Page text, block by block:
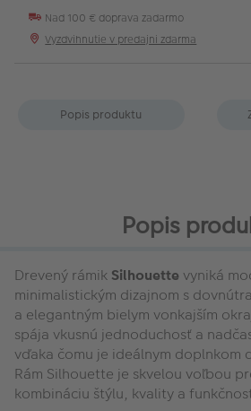
Nad 100 € doprava zadarmo
Vyzdvihnutie v predajni zdarma
Popis produktu
Popis
Drevený rámik Silhouette vyniká
minimalistickým dizajnom s
a elegantným bielym vonkajším
spája vkusnú jednoduchosť a
vďaka čomu je ideálnym doplnkom
Rám Silhouette je skvelou voľbou
kombináciu štýlu, kvality a